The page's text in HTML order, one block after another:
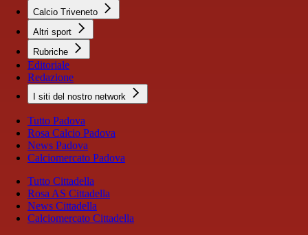
Calcio Triveneto
Altri sport
Rubriche
Editoriale
Redazione
I siti del nostro network
Tutto Padova
Rosa Calcio Padova
News Padova
Calciomercato Padova
Tutto Cittadella
Rosa AS Cittadella
News Cittadella
Calciomercato Cittadella